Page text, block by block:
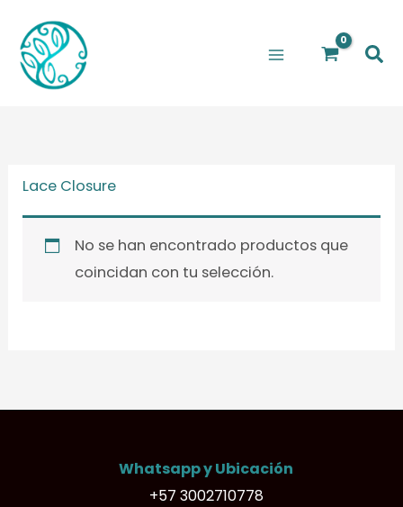
contenido
Lace Closure
No se han encontrado productos que
coincidan con tu selección.
Whatsapp y Ubicación
+57 3002710778